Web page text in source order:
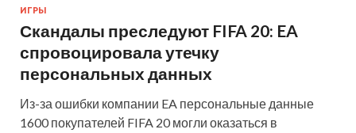
ИГРЫ
Скандалы преследуют FIFA 20: EA
спровоцировала утечку
персональных данных
Из-за ошибки компании EA персональные данные
1600 покупателей FIFA 20 могли оказаться в